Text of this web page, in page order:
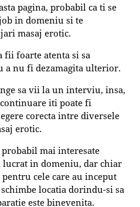
pagina, probabil ca ti se
in domeniu si te
masaj erotic.
fii foarte atenta si sa
a nu fi dezamagita ulterior.
sa vii la un interviu, insa,
iti poate fi
corecta intre diversele
erotic.
mai interesate
lucrat in domeniu, dar chiar
cele care au inceput
locatia dorindu-si sa
este binevenita.